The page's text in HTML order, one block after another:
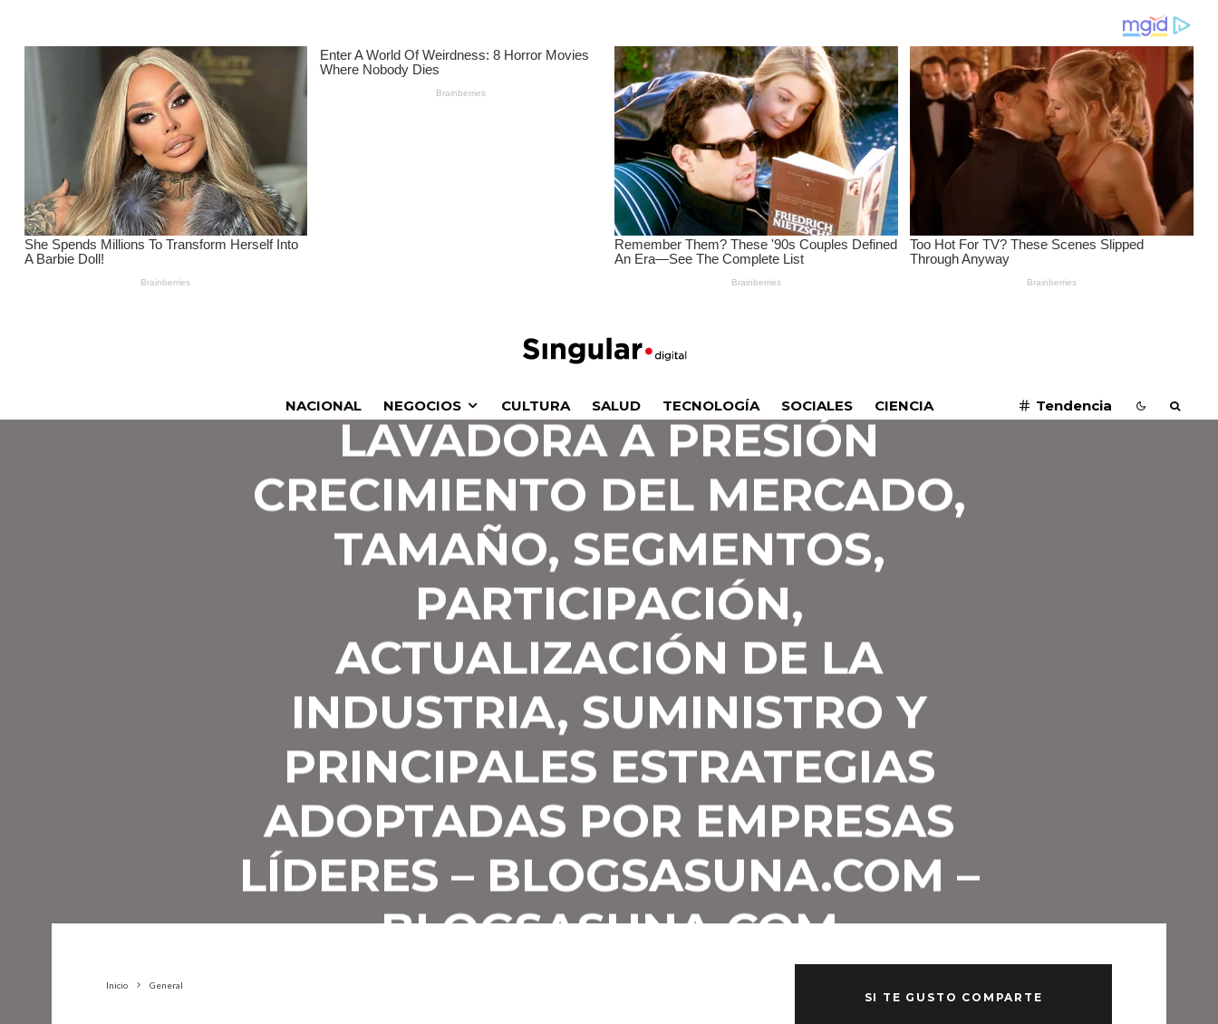
NACIONAL NEGOCIOS CULTURA SALUD TECNOLOGÍA SOCIALES CIENCIA Tendencia
LAVADORA A PRESIÓN
CRECIMIENTO DEL MERCADO,
TAMAÑO, SEGMENTOS,
PARTICIPACIÓN,
ACTUALIZACIÓN DE LA
INDUSTRIA, SUMINISTRO Y
PRINCIPALES ESTRATEGIAS
ADOPTADAS POR EMPRESAS
LÍDERES – BLOGSASUNA.COM –
BLOGSASUNA.COM
Inicio General
SI TE GUSTO COMPARTE